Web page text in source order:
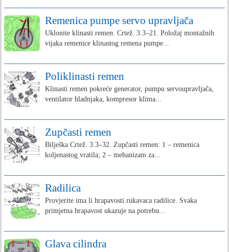
Remenica pumpe servo upravljača
Uklonite klinasti remen. Crtež. 3.3–21. Položaj montažnih
vijaka remenice klinastog remena pumpe...
Poliklinasti remen
Klinasti remen pokreće generator, pumpu servoupravljača,
ventilator hladnjaka, kompresor klima...
Zupčasti remen
Bilješka Crtež. 3.3–32. Zupčasti remen: 1 – remenica
koljenastog vratila; 2 – mehanizam za...
Radilica
Provjerite ima li hrapavosti rukavaca radilice. Svaka
primjetna hrapavost ukazuje na potrebu...
Glava cilindra